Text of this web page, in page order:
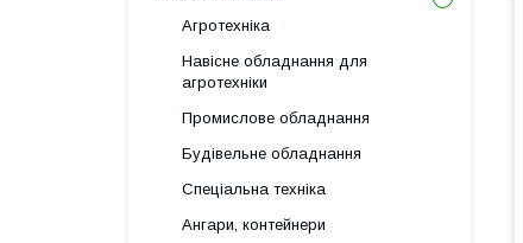
Агротехніка
Навісне обладнання для
агротехніки
Промислове обладнання
Будівельне обладнання
Спеціальна техніка
Ангари, контейнери